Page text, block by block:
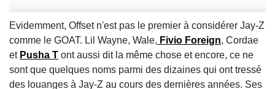
Evidemment, Offset n'est pas le premier à considérer Jay-Z
comme le GOAT. Lil Wayne, Wale, Fivio Foreign, Cordae
et Pusha T ont aussi dit la même chose et encore, ce ne
sont que quelques noms parmi des dizaines qui ont tressé
des louanges à Jay-Z au cours des dernières années. Ses